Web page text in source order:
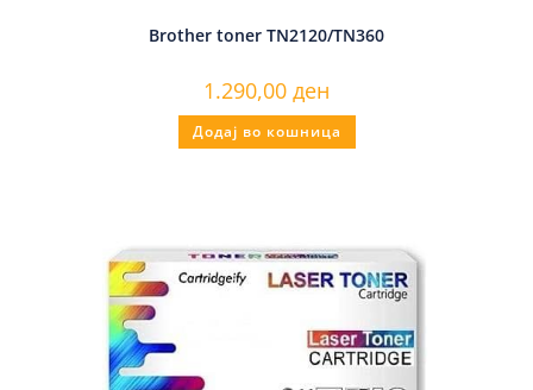
Brother toner TN2120/TN360
1.290,00 ден
Додај во кошница